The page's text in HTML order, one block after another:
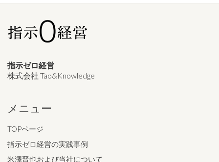
指示ゼロ経営
株式会社 Tao&Knowledge
メニュー
TOPページ
指示ゼロ経営の実践事例
米澤晋也および当社について